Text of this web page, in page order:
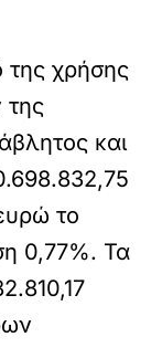
χρήσης
της
και
το
0,77%. Τα